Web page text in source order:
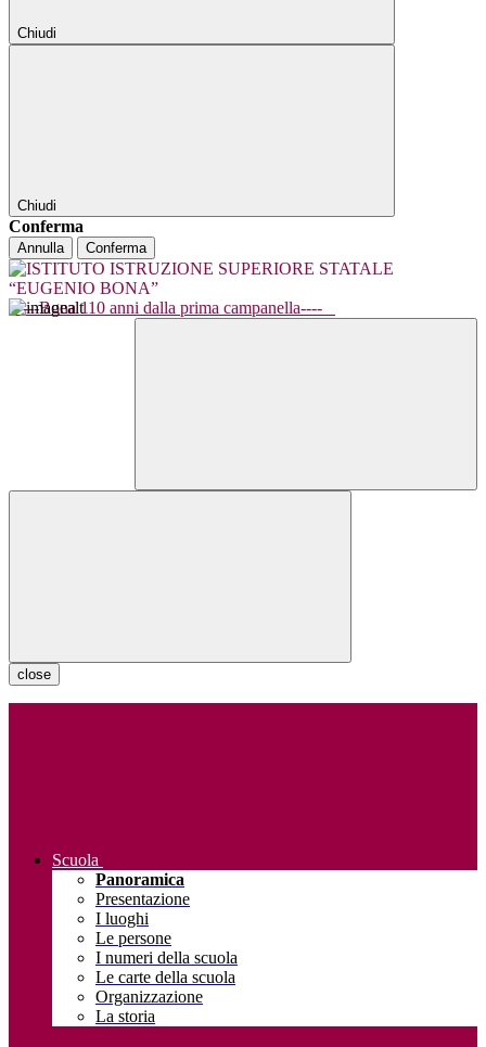
Chiudi
Chiudi
Conferma
Annulla Conferma
----Bona 110 anni dalla prima campanella----
close
Scuola
Panoramica
Presentazione
I luoghi
Le persone
I numeri della scuola
Le carte della scuola
Organizzazione
La storia